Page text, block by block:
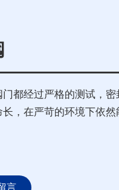
言
都经过严格的测试，密
长，在严苛的环境下依然